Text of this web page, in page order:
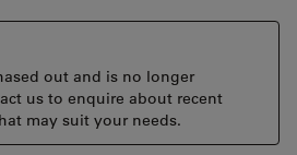
out and is no longer
us to enquire about recent
may suit your needs.